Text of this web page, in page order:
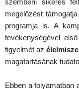
szembeni sikeres
megelőzést
programja is. A
tevékenységével
figyelmét az
magatartásának
Ebben a folyamatban